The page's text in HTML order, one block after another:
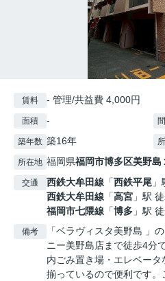
賃料 - 管理/共益費 4,000円
面積 -
築年数 築16年
所在地 福岡県福岡市博多区美野島
交通 西鉄大牟田線 「西鉄平尾
西鉄大牟田線 「高宮 」駅
福岡市七隈線 「博多 」駅
備考
「ベラヴィスタ美野島 」
ニー美野島店まで徒歩4分
内ごみ置き場・エレベー
揃っているので便利です